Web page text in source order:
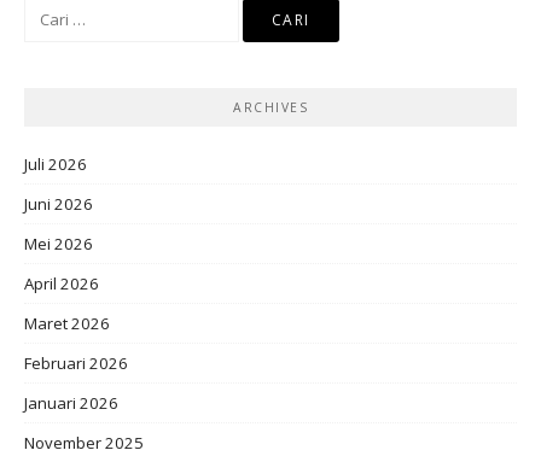
ARCHIVES
Juli 2026
Juni 2026
Mei 2026
April 2026
Maret 2026
Februari 2026
Januari 2026
November 2025